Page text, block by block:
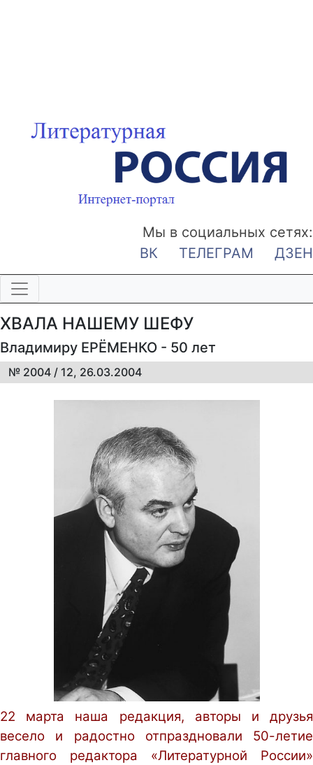
Мы в социальных сетях:
ВК
ТЕЛЕГРАМ ДЗЕН
ХВАЛА НАШЕМУ ШЕФУ
Владимиру ЕРЁМЕНКО - 50 лет
№ 2004 / 12, 26.03.2004
22 марта наша редакция, авторы и друзья
весело и радостно отпраздновали 50-летие
главного редактора «Литературной России»